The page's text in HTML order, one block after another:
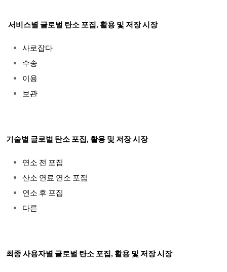
서비스별 글로벌 탄소 포집, 활용 및 저장 시장
사로잡다
수송
이용
보관
기술별 글로벌 탄소 포집, 활용 및 저장 시장
연소 전 포집
산소 연료 연소 포집
연소 후 포집
다른
최종 사용자별 글로벌 탄소 포집, 활용 및 저장 시장